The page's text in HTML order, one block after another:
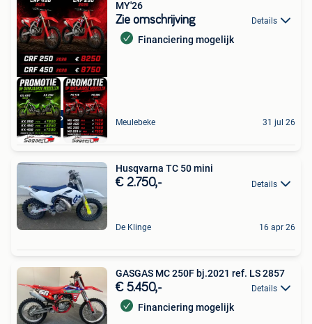
KNALPROMO
MY'26
Zie omschrijving Details
Financiering mogelijk
Meulebeke 31 jul 26
Husqvarna TC 50 mini
€ 2.750,- Details
De Klinge 16 apr 26
GASGAS MC 250F bj.2021 ref. LS 2857
€ 5.450,- Details
Financiering mogelijk